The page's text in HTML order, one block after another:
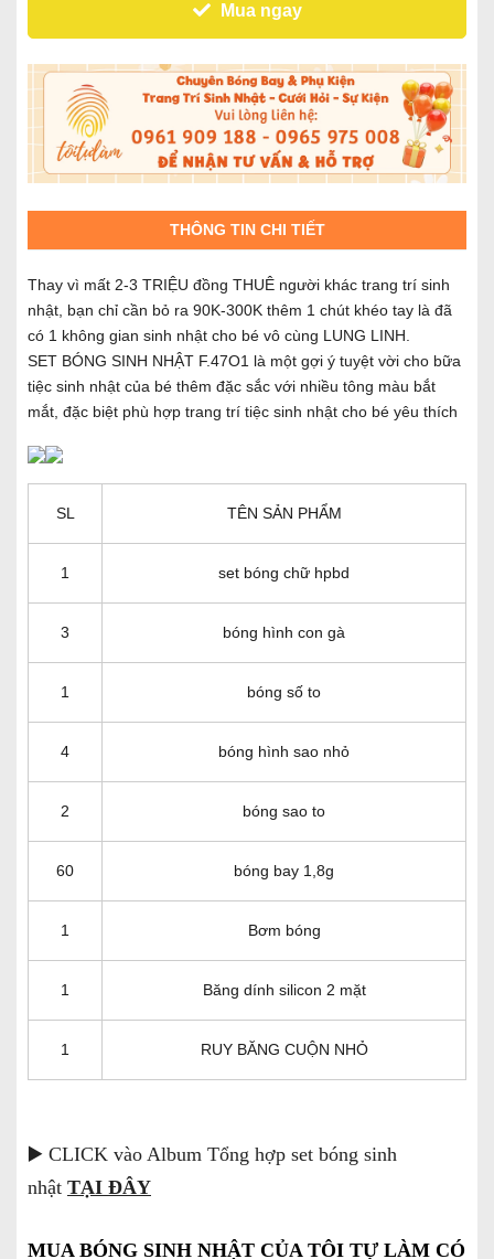
Mua ngay
THÔNG TIN CHI TIẾT
Thay vì mất 2-3 TRIỆU đồng THUÊ người khác trang trí sinh
nhật, bạn chỉ cần bỏ ra 90K-300K thêm 1 chút khéo tay là đã
có 1 không gian sinh nhật cho bé vô cùng LUNG LINH.
SET BÓNG SINH NHẬT F.47O1 là một gợi ý tuyệt vời cho bữa
tiệc sinh nhật của bé thêm đặc sắc với nhiều tông màu bắt
mắt, đặc biệt phù hợp trang trí tiệc sinh nhật cho bé yêu thích
SL TÊN SẢN PHẨM
1 set bóng chữ hpbd
3 bóng hình con gà
1 bóng số to
4 bóng hình sao nhỏ
2 bóng sao to
60 bóng bay 1,8g
1 Bơm bóng
1 Băng dính silicon 2 mặt
1 RUY BĂNG CUỘN NHỎ
▶️ CLICK vào Album Tổng hợp set bóng sinh
nhật TẠI ĐÂY
MUA BÓNG SINH NHẬT CỦA TÔI TỰ LÀM CÓ